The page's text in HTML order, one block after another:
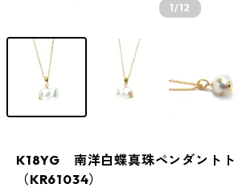
1/12
K18YG 南洋白蝶真珠ペンダントト
（KR61034）